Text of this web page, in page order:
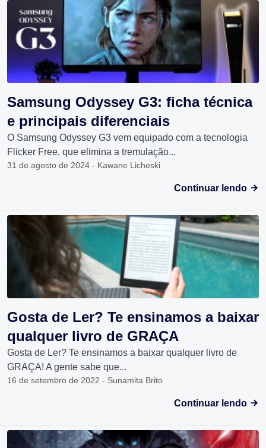
Samsung Odyssey G3: ficha técnica
e principais diferenciais
O Samsung Odyssey G3 vem equipado com a tecnologia
Flicker Free, que elimina a tremulação...
31 de agosto de 2024 - Kawane Licheski
Continuar lendo
Gosta de Ler? Te ensinamos a baixar
qualquer livro de GRAÇA
Gosta de Ler? Te ensinamos a baixar qualquer livro de
GRAÇA! A gente sabe que...
16 de setembro de 2022 - Sunamita Brito
Continuar lendo